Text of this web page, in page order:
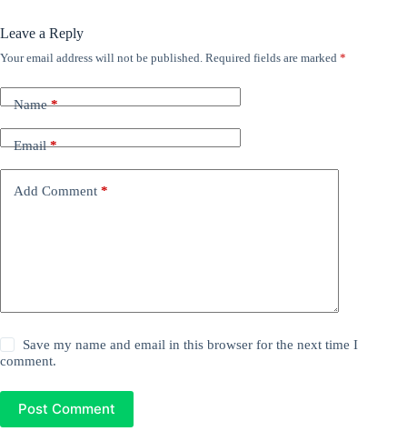
Leave a Reply
Your email address will not be published. Required fields are marked *
Name*
Email*
Add Comment *
Save my name and email in this browser for the next time I
comment.
Post Comment